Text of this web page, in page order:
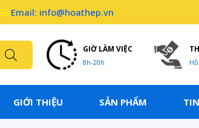
Email: info@hoathep.vn
GIỜ LÀM VIỆC
8h-20h
GIỚI THIỆU SẢN PHẨM